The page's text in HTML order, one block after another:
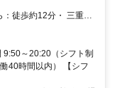
徒歩約12分・ 三重交
市コミュニティバス
～20:20（シフト制
40時間以内） 【シフ